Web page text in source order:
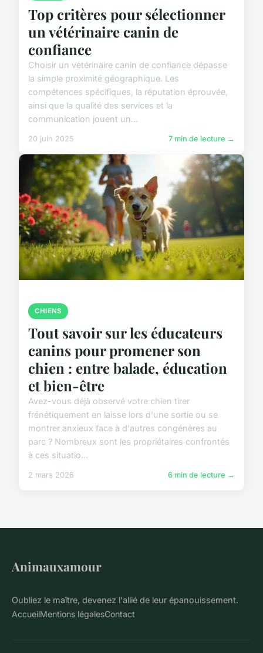
Top critères pour sélectionner
un vétérinaire canin de
confiance
Choisir un vétérinaire canin de confiance dépasse
la simple proximité géographique. Les
compétences spécifiques, la réputation éprouvée,
ainsi que la qualité des services et la
communication jouent un...
20 juin 2025 7 min de lecture →
CHIENS
Tout savoir sur les éducateurs
canins pour promener son
chien : entre balade, éducation
et bien-être
Avez-vous déjà observé votre chien tirer
frénétiquement en laisse lors d'une sortie ou se
montrer anxieux face à d'autres congénères au
parc ? Nombreux sont les propriétaires confrontés
à ces situatio...
2 mars 2026 6 min de lecture →
Animauxamour
Oubliez le maître, devenez l'allié de leur épanouissement.
AccueilMentions légalesContact